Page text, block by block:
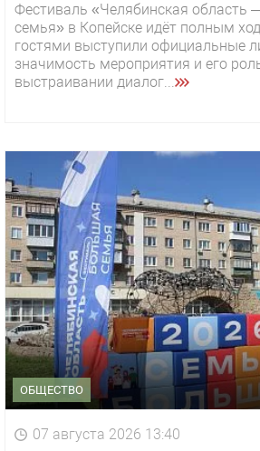
Фестиваль «Челябинская область
семья» в Копейске идёт полным
гостями выступили официальные
значимость мероприятия и его
выстраивании диалог...
ОБЩЕСТВО
07 августа 2026 13:40